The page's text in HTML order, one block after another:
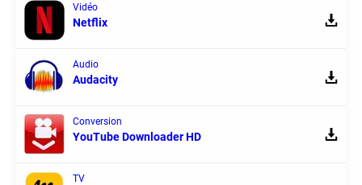
Vidéo
Netflix
Audio
Audacity
Conversion
YouTube Downloader HD
TV